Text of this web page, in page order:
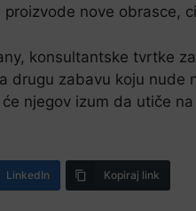
nove obrasce,
konsultantske tvrtke
zabavu koju nude
njegov izum da utiče
LinkedIn Kopiraj link